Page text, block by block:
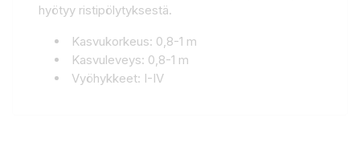
hyötyy ristipölytyksestä.
Kasvukorkeus: 0,8-1 m
Kasvuleveys: 0,8-1 m
Vyöhykkeet: I-IV